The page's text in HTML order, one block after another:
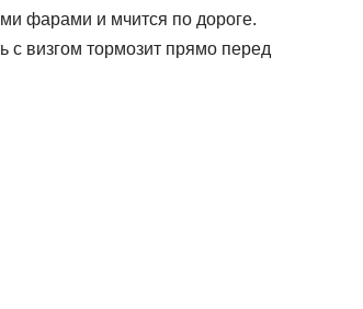
фарами и мчится по дороге.
визгом тормозит прямо перед